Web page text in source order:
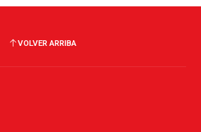
VOLVER ARRIBA